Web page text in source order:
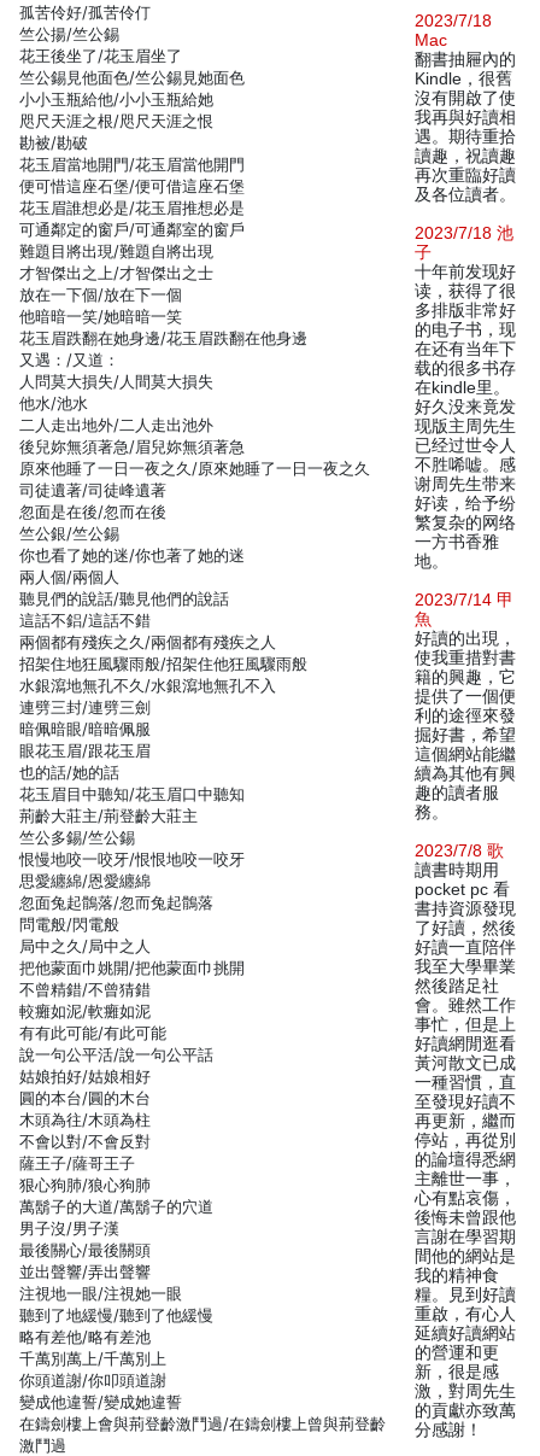
孤苦伶好/孤苦伶仃
竺公揚/竺公錫
花王後坐了/花玉眉坐了
竺公錫見他面色/竺公錫見她面色
小小玉瓶給他/小小玉瓶給她
咫尺天涯之根/咫尺天涯之恨
勘被/勘破
花玉眉當地開門/花玉眉當他開門
便可惜這座石堡/便可借這座石堡
花玉眉誰想必是/花玉眉推想必是
可通鄰定的窗戶/可通鄰室的窗戶
難題目將出現/難題自將出現
才智傑出之上/才智傑出之士
放在一下個/放在下一個
他暗暗一笑/她暗暗一笑
花玉眉跌翻在她身邊/花玉眉跌翻在他身邊
又遇：/又道：
人問莫大損失/人間莫大損失
他水/池水
二人走出地外/二人走出池外
後兒妳無須著急/眉兒妳無須著急
原來他睡了一日一夜之久/原來她睡了一日一夜之久
司徒遺著/司徒峰遺著
忽面是在後/忽而在後
竺公銀/竺公錫
你也看了她的迷/你也著了她的迷
兩人個/兩個人
聽見們的說話/聽見他們的說話
這話不鋁/這話不錯
兩個都有殘疾之久/兩個都有殘疾之人
招架住地狂風驟雨般/招架住他狂風驟雨般
水銀瀉地無孔不久/水銀瀉地無孔不入
連劈三封/連劈三劍
暗佩暗眼/暗暗佩服
眼花玉眉/跟花玉眉
也的話/她的話
花玉眉目中聽知/花玉眉口中聽知
荊齡大莊主/荊登齡大莊主
竺公多錫/竺公錫
恨慢地咬一咬牙/恨恨地咬一咬牙
思愛纏綿/恩愛纏綿
忽面兔起鶻落/忽而兔起鶻落
問電般/閃電般
局中之久/局中之人
把他蒙面巾姚開/把他蒙面巾挑開
不曾精錯/不曾猜錯
較癱如泥/軟癱如泥
有有此可能/有此可能
說一句公平活/說一句公平話
姑娘拍好/姑娘相好
圓的本台/圓的木台
木頭為往/木頭為柱
不會以對/不會反對
薩王子/薩哥王子
狠心狗肺/狼心狗肺
萬鬍子的大道/萬鬍子的穴道
男子沒/男子漢
最後關心/最後關頭
並出聲響/弄出聲響
注視地一眼/注視她一眼
聽到了地緩慢/聽到了他緩慢
略有差他/略有差池
千萬別萬上/千萬別上
你頭道謝/你叩頭道謝
變成他違誓/變成她違誓
在鑄劍樓上會與荊登齡激鬥過/在鑄劍樓上曾與荊登齡
激鬥過
2023/7/18
Mac
翻書抽屜內的
Kindle，很舊
沒有開啟了使
我再與好讀相
遇。期待重拾
讀趣，祝讀趣
再次重臨好讀
及各位讀者。
2023/7/18 池
子
十年前发现好
读，获得了很
多排版非常好
的电子书，现
在还有当年下
载的很多书存
在kindle里。
好久没来竟发
现版主周先生
已经过世令人
不胜唏嘘。感
谢周先生带来
好读，给予纷
繁复杂的网络
一方书香雅
地。
2023/7/14 甲
魚
好讀的出現，
使我重措對書
籍的興趣，它
提供了一個便
利的途徑來發
掘好書，希望
這個網站能繼
續為其他有興
趣的讀者服
務。
2023/7/8 歌
讀書時期用
pocket pc 看
書持資源發現
了好讀，然後
好讀一直陪伴
我至大學畢業
然後踏足社
會。雖然工作
事忙，但是上
好讀網閒逛看
黃河散文已成
一種習慣，直
至發現好讀不
再更新，繼而
停站，再從別
的論壇得悉網
主離世一事，
心有點哀傷，
後悔未曾跟他
言謝在學習期
間他的網站是
我的精神食
糧。見到好讀
重啟，有心人
延續好讀網站
的營運和更
新，很是感
激，對周先生
的貢獻亦致萬
分感謝！